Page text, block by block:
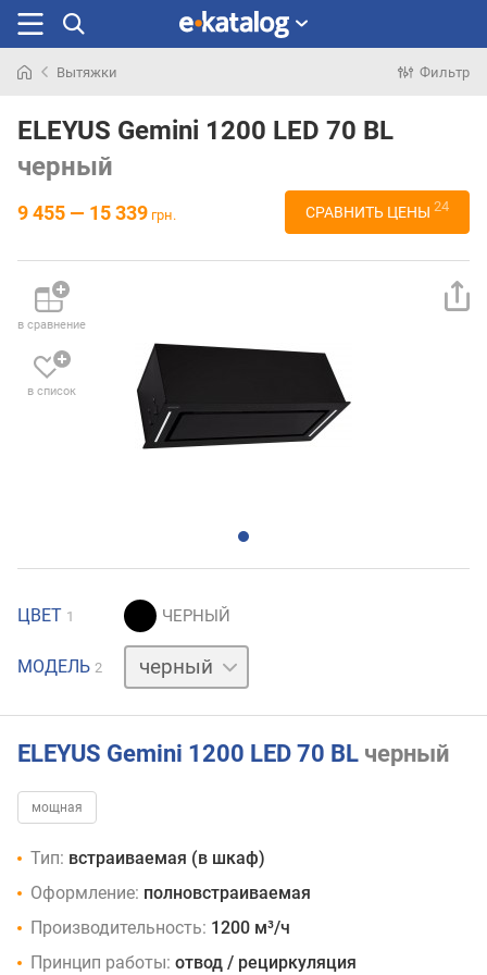
раньше
Вытяжки Фильтр
ELEYUS Gemini 1200 LED 70 BL
черный
9 455 — 15 339 грн. СРАВНИТЬ ЦЕНЫ 24
в сравнение
в список
ЦВЕТ 1
МОДЕЛЬ 2
белый
ELEYUS Gemini 1200 LED 70 BL черный
мощная
Тип: встраиваемая (в шкаф)
Оформление: полновстраиваемая
Производительность: 1200 м³/ч
Принцип работы: отвод / рециркуляция